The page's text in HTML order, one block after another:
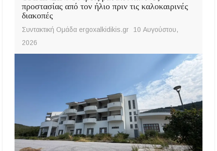
προστασίας από τον ήλιο πριν τις καλοκαιρινές
διακοπές
Συντακτική Ομάδα ergoxalkidikis.gr
10 Αυγούστου,
2026